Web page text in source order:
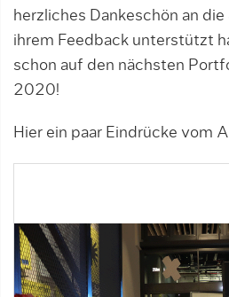
herzliches Dankeschön an
ihrem Feedback unterstützt
schon auf den nächsten
2020!
Hier ein paar Eindrücke vom